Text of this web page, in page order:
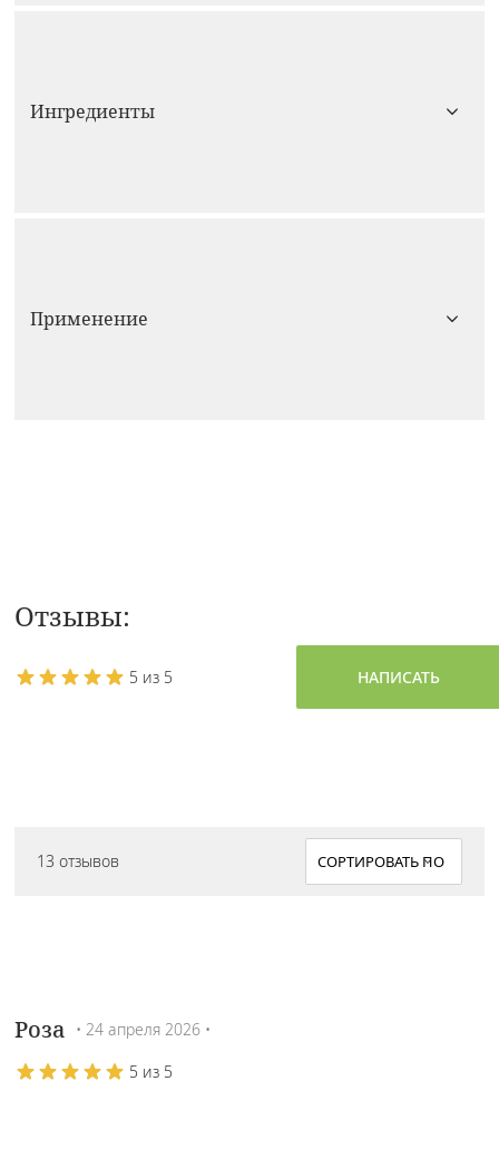
Ингредиенты
Применение
Отзывы:
5 из 5 НАПИСАТЬ
13 отзывов
Роза • 24 апреля 2026 •
5 из 5